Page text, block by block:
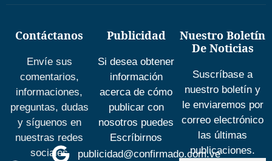
Contáctanos
Envíe sus
comentarios,
informaciones,
preguntas, dudas
y síguenos en
nuestras redes
sociales
Publicidad
Si desea obtener
información
acerca de cómo
publicar con
nosotros puedes
Escríbirnos
publicidad@confirmado.com.ve
Nuestro Boletín
De Noticias
Suscríbase a
nuestro boletín y
le enviaremos por
correo electrónico
las últimas
publicaciones.